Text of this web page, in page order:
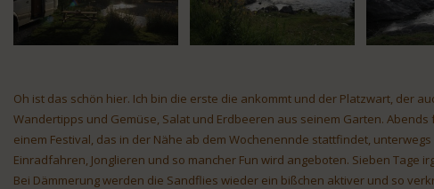
Oh ist das schön hier. Ich bin die erste die ankommt und der Platzwart, der
Wandertipps und Gemüse, Salat und Erdbeeren aus seinem Garten.
einem Festival, das in der Nähe ab dem Wochenennde stattfindet,
Einradfahren, Jonglieren und so mancher Fun wird angeboten. Sieben Tage
Bei Dämmerung werden die Sandflies wieder ein bißchen aktiver und so